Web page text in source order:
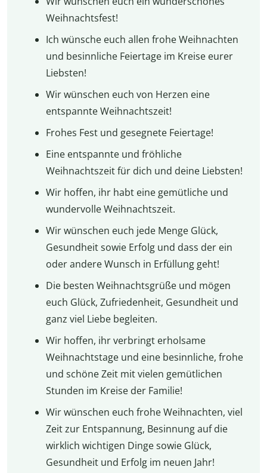
Weihnachtsfest!
Ich wünsche euch allen frohe Weihnachten
und besinnliche Feiertage im Kreise eurer
Liebsten!
Wir wünschen euch von Herzen eine
entspannte Weihnachtszeit!
Frohes Fest und gesegnete Feiertage!
Eine entspannte und fröhliche
Weihnachtszeit für dich und deine Liebsten!
Wir hoffen, ihr habt eine gemütliche und
wundervolle Weihnachtszeit.
Wir wünschen euch jede Menge Glück,
Gesundheit sowie Erfolg und dass der ein
oder andere Wunsch in Erfüllung geht!
Die besten Weihnachtsgrüße und mögen
euch Glück, Zufriedenheit, Gesundheit und
ganz viel Liebe begleiten.
Wir hoffen, ihr verbringt erholsame
Weihnachtstage und eine besinnliche, frohe
und schöne Zeit mit vielen gemütlichen
Stunden im Kreise der Familie!
Wir wünschen euch frohe Weihnachten, viel
Zeit zur Entspannung, Besinnung auf die
wirklich wichtigen Dinge sowie Glück,
Gesundheit und Erfolg im neuen Jahr!